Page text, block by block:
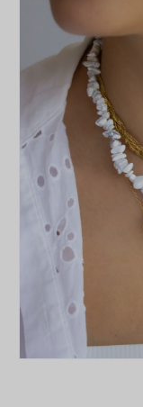
informação
do produto